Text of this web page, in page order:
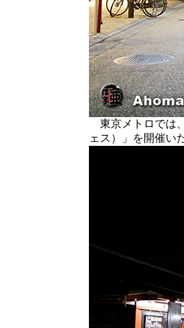
東京メトロでは
ェス）」を開催い